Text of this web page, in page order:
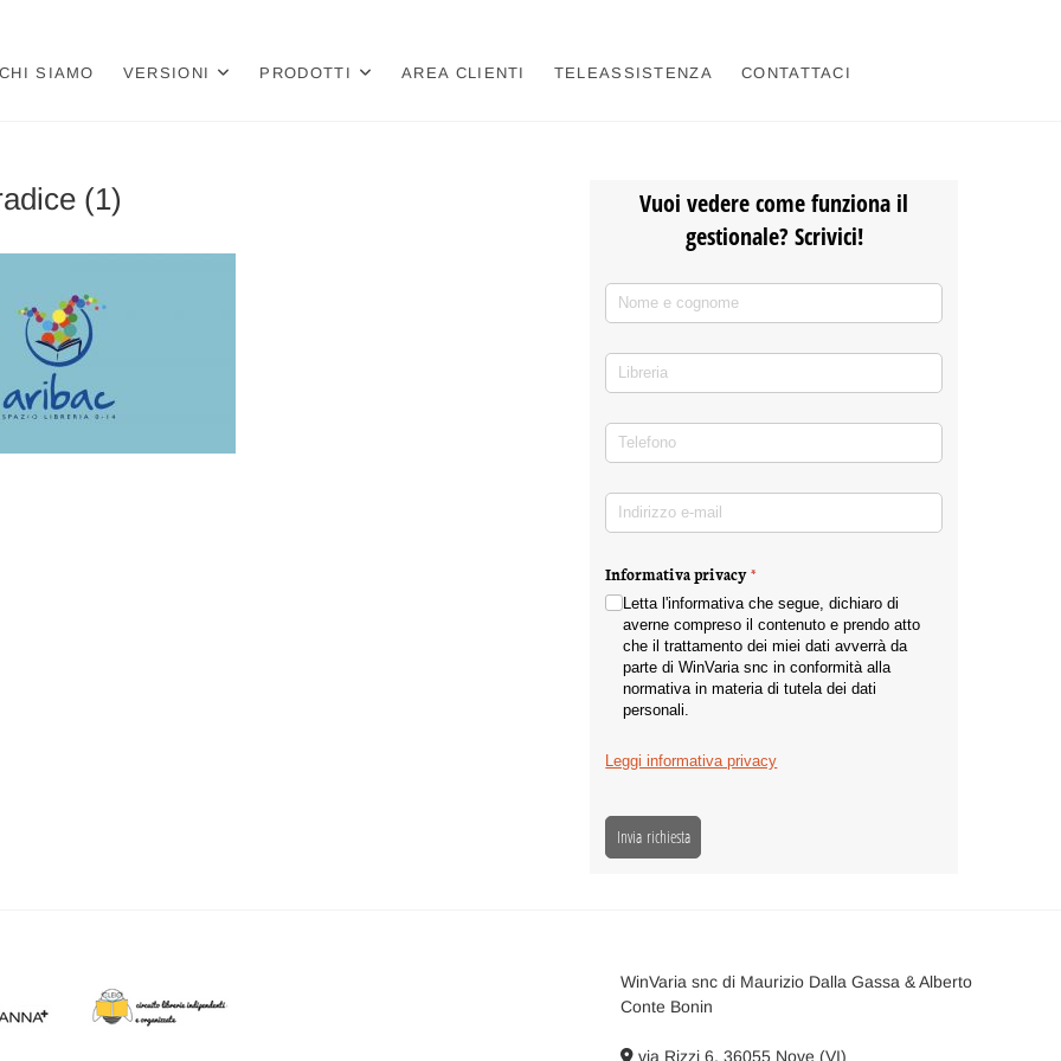
CHI SIAMO VERSIONI PRODOTTI AREA CLIENTI TELEASSISTENZA CONTATTACI
(1)
Vuoi vedere come funziona il
gestionale? Scrivici!
Nome e cognome
Libreria
Telefono
Indirizzo e-mail(richiesto)
Informativa privacy*
(richiesto)
Letta l'informativa che segue, dichiaro di
averne compreso il contenuto e prendo atto
che il trattamento dei miei dati avverrà da
parte di WinVaria snc in conformità alla
normativa in materia di tutela dei dati
personali.
Leggi informativa privacy
Invia richiesta
WinVaria snc di Maurizio Dalla Gassa & Alberto
Conte Bonin
via Rizzi 6, 36055 Nove (VI)